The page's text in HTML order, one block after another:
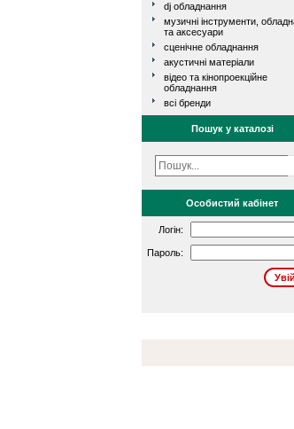
dj обладнання
музичні інструменти,
та аксесуари
сценічне обладнання
акустичні матеріали
відео та кінопроекційне
обладнання
всі бренди
Пошук у каталозі
Особистий кабінет
Логін:
Пароль: